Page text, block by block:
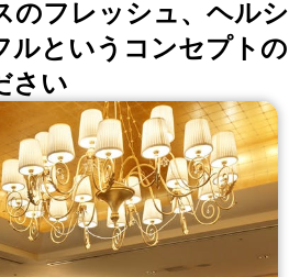
のフレッシュ、ヘルシ
ルというコンセプトの
さい